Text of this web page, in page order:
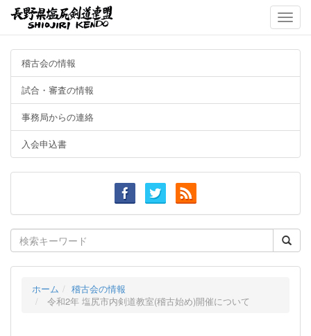
Toggle
稽古会の情報
試合・審査の情報
事務局からの連絡
入会申込書
Search
for:
ホーム
稽古会の情報
令和2年 塩尻市内剣道教室(稽古始め)開催について